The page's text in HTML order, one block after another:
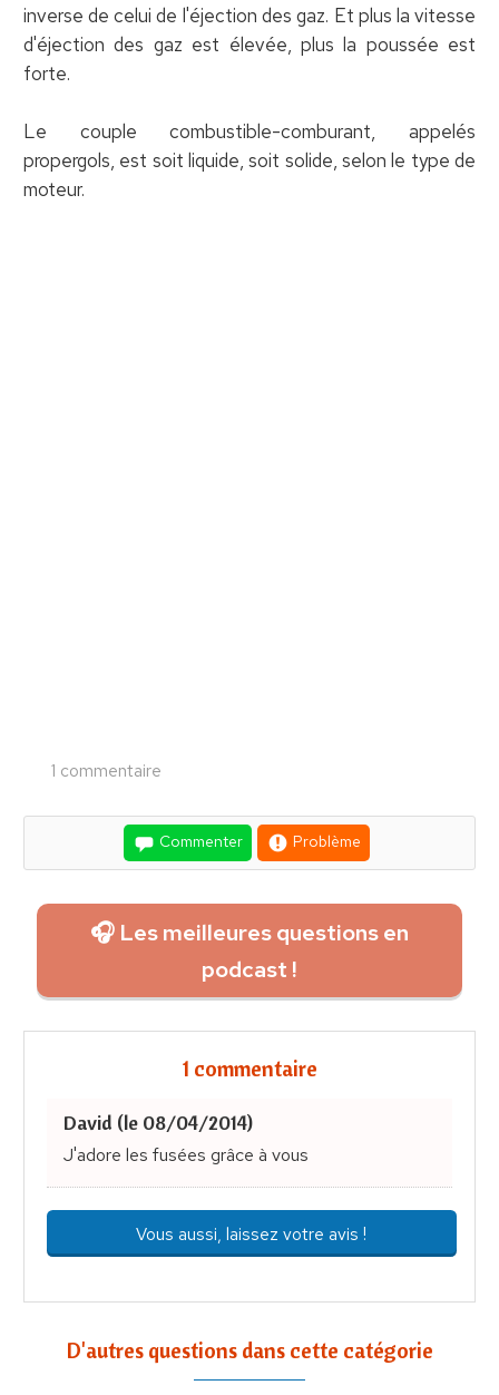
inverse de celui de l'éjection des gaz. Et plus la vitesse
d'éjection des gaz est élevée, plus la poussée est
forte.
Le couple combustible-comburant, appelés
propergols, est soit liquide, soit solide, selon le type de
moteur.
1 commentaire
Commenter Problème
🎧 Les meilleures questions en
podcast !
1 commentaire
David (le 08/04/2014)
J'adore les fusées grâce à vous
Vous aussi, laissez votre avis !
D'autres questions dans cette catégorie